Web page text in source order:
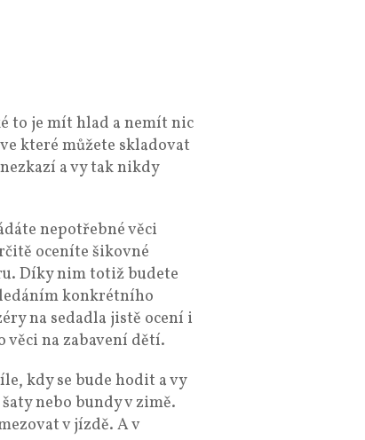
to je mít hlad a nemít nic
které můžete skladovat
a vy tak nikdy
nepotřebné věci
oceníte šikovné
Díky nim totiž budete
konkrétního
na sedadla jistě ocení i
na zabavení dětí.
kdy se bude hodit a vy
nebo bundy v zimě.
v jízdě. A v